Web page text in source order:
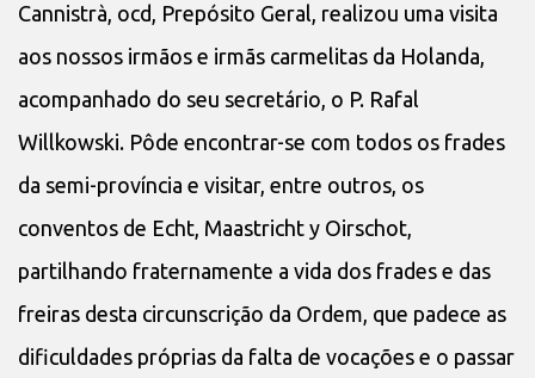
Cannistrà, ocd, Prepósito Geral, realizou uma visita
aos nossos irmãos e irmãs carmelitas da Holanda,
acompanhado do seu secretário, o P. Rafal
Willkowski. Pôde encontrar-se com todos os frades
da semi-província e visitar, entre outros, os
conventos de Echt, Maastricht y Oirschot,
partilhando fraternamente a vida dos frades e das
freiras desta circunscrição da Ordem, que padece as
dificuldades próprias da falta de vocações e o passar